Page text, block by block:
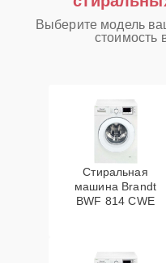
Выберите модель
стоимость
Стиральная
машина Brandt
BWF 814 CWE